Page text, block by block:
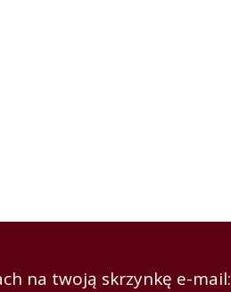
na twoją skrzynkę e-mail: